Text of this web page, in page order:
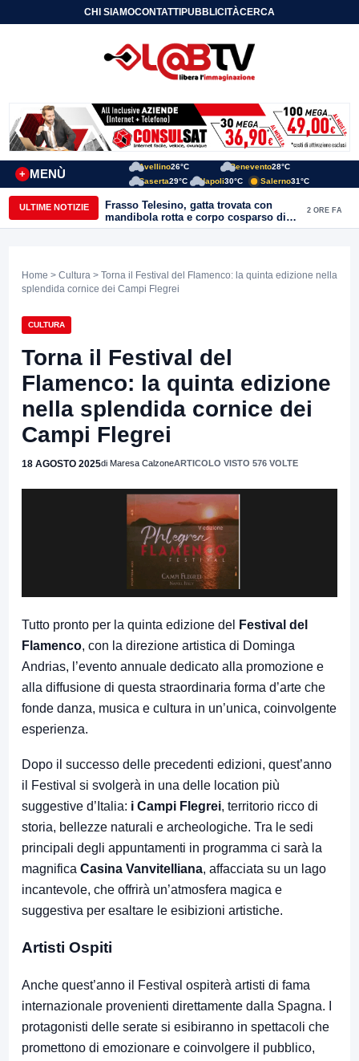
CHI SIAMOCONTATTIPUBBLICITÀCERCA
MENÙ
+
Avellino26°C Benevento28°C
Caserta29°C Napoli30°C Salerno31°C
ULTIME NOTIZIE
Frasso Telesino, gatta trovata con
mandibola rotta e corpo cosparso di
colla: “Atto di inaudita crudeltà”
2 ORE FA
Home > Cultura > Torna il Festival del Flamenco: la quinta edizione nella
splendida cornice dei Campi Flegrei
CULTURA
Torna il Festival del
Flamenco: la quinta edizione
nella splendida cornice dei
Campi Flegrei
18 AGOSTO 2025di Maresa CalzoneARTICOLO VISTO 576 VOLTE
Tutto pronto per la quinta edizione del
Festival del
Flamenco, con la direzione artistica di Dominga
Andrias, l’evento annuale dedicato alla promozione e
alla diffusione di questa straordinaria forma d’arte che
fonde danza, musica e cultura in un’unica, coinvolgente
esperienza.
Dopo il successo delle precedenti edizioni, quest’anno
il Festival si svolgerà in una delle location più
suggestive d’Italia: i Campi Flegrei, territorio ricco di
storia, bellezze naturali e archeologiche. Tra le sedi
principali degli appuntamenti in programma ci sarà la
magnifica Casina Vanvitelliana, affacciata su un lago
incantevole, che offrirà un’atmosfera magica e
suggestiva per esaltare le esibizioni artistiche.
Artisti Ospiti
Anche quest’anno il Festival ospiterà artisti di fama
internazionale provenienti direttamente dalla Spagna. I
protagonisti delle serate si esibiranno in spettacoli che
promettono di emozionare e coinvolgere il pubblico,